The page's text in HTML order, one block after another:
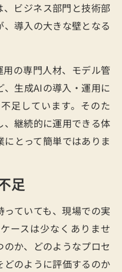
ビジネス部門と技術部
導入の大きな壁となる
用の専門人材、モデル管
生成AIの導入・運用に
足しています。そのた
継続的に運用できる体
とって簡単ではありま
足
ていても、現場での実
ースは少なくありませ
か、どのようなプロセ
のように評価するのか